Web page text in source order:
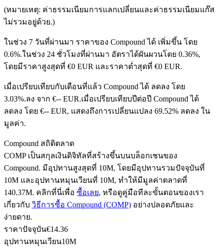
ฟิวเจอร์ส USDC
ฟิวเจอร์สที่ใช้ USDC เป็นหลักประกัน
คัดลอกการซื้อขาย
เข้าร่วมกับเทรดเดอร์ชั้นนำ
(หมายเหตุ: ค่าธรรมเนียมการแลกเปลี่ยนและค่าธรรมเนียมแก๊ส
ไม่รวมอยู่ด้วย.)
ในช่วง 7 วันที่ผ่านมา ราคาของ Compound ได้ เพิ่มขึ้น โดย
0.6%.ในช่วง 24 ชั่วโมงที่ผ่านมา อัตราได้ผันผวนโดย 0.36%,
โดยมีราคาสูงสุดที่ €0 EUR และราคาต่ำสุดที่ €0 EUR.
เมื่อเปรียบเทียบกับเดือนที่แล้ว Compound ได้ ลดลง โดย
3.03%.ลง จาก €-- EUR.เมื่อเปรียบเทียบปีต่อปี Compound ได้
ลดลง โดย €-- EUR, แสดงถึงการเปลี่ยนแปลง 69.52% ลดลง ใน
มูลค่า.
Compound สถิติตลาด
COMP เป็นสกุลเงินดิจิทัลที่สร้างขึ้นบนบล็อกเชนของ
Compound. มีอุปทานสูงสุดที่ 10M, โดยมีอุปทานรวมปัจจุบันที่
10M และอุปทานหมุนเวียนที่ 10M, ทำให้มีมูลค่าตลาดที่
140.37M. คลิกที่นี่เพื่อ ซื้อเลย, หรือดูคู่มือทีละขั้นตอนของเรา
เกี่ยวกับ วิธีการซื้อ Compound (COMP) อย่างปลอดภัยและ
ง่ายดาย.
ราคาปัจจุบัน€14.36
อุปทานหมุนเวียน10M